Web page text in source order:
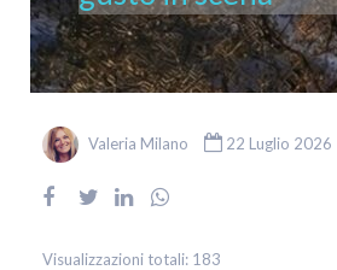
Valeria Milano 22 Luglio 2026
Visualizzazioni totali: 183